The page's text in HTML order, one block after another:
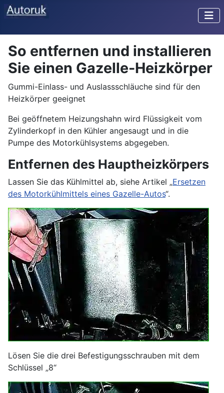
So entfernen und installieren
Sie einen Gazelle-Heizkörper
Gummi-Einlass- und Auslassschläuche sind für den
Heizkörper geeignet
Bei geöffnetem Heizungshahn wird Flüssigkeit vom
Zylinderkopf in den Kühler angesaugt und in die
Pumpe des Motorkühlsystems abgegeben.
Entfernen des Hauptheizkörpers
Lassen Sie das Kühlmittel ab, siehe Artikel „Ersetzen
des Motorkühlmittels eines Gazelle-Autos“.
Lösen Sie die drei Befestigungsschrauben mit dem
Schlüssel „8“